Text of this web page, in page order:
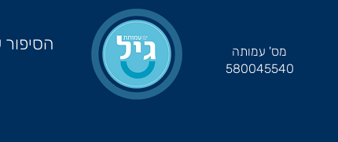
הסיפור
מס' עמותה
580045540